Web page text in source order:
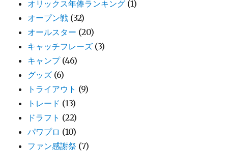
オリックス年俸ランキング (1)
オープン戦 (32)
オールスター (20)
キャッチフレーズ (3)
キャンプ(46)
グッズ (6)
トライアウト (9)
トレード (13)
ドラフト (22)
パワプロ (10)
ファン感謝祭 (7)